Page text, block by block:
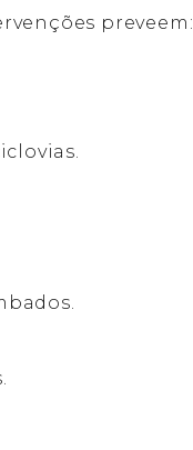
preveem: